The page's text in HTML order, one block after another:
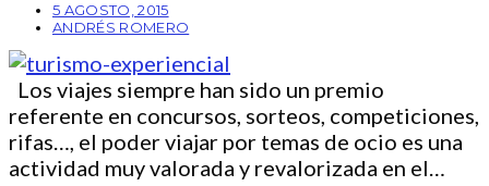
5 AGOSTO, 2015
ANDRÉS ROMERO
Los viajes siempre han sido un premio
referente en concursos, sorteos, competiciones,
rifas…, el poder viajar por temas de ocio es una
actividad muy valorada y revalorizada en el…